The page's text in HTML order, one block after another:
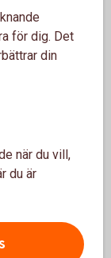
att ringa
för dig. Det
din
när du vill,
du är